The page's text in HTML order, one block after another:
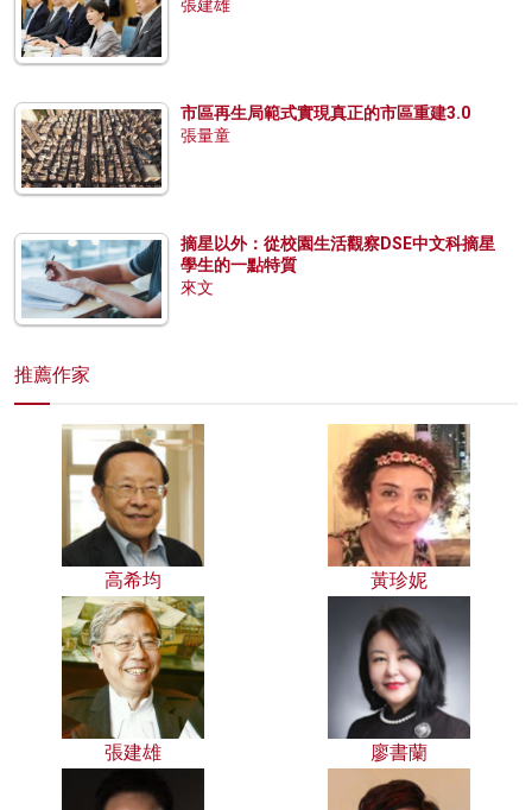
張建雄
市區再生局範式實現真正的市區重建3.0
張量童
摘星以外：從校園生活觀察DSE中文科摘星
學生的一點特質
來文
推薦作家
高希均 黃珍妮
張建雄 廖書蘭